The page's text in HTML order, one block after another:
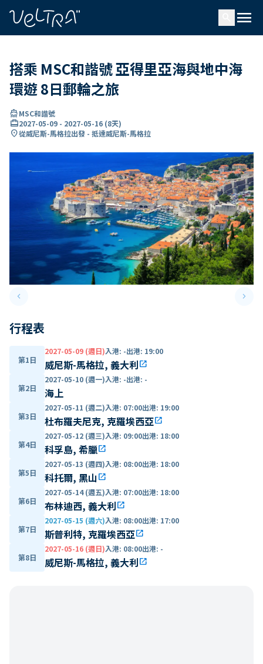
menu
搭乘 MSC和諧號 亞得里亞海與地中海
環遊 8日郵輪之旅
directions_boatMSC和諧號
card_travel2027-05-09 - 2027-05-16 (8天)
location_on從威尼斯-馬格拉出發 - 抵達威尼斯-馬格拉
keyboard_arrow_leftPrevious slide keyboard_arrow_right
行程表
第1日
2027-05-09 (週日)入港: -出港: 19:00
威尼斯-馬格拉, 義大利open_in_new
第2日
2027-05-10 (週一)入港: -出港: -
海上
第3日
2027-05-11 (週二)入港: 07:00出港: 19:00
杜布羅夫尼克, 克羅埃西亞open_in_new
第4日
2027-05-12 (週三)入港: 09:00出港: 18:00
科孚島, 希臘open_in_new
第5日
2027-05-13 (週四)入港: 08:00出港: 18:00
科托爾, 黑山 open_in_new
第6日
2027-05-14 (週五)入港: 07:00出港: 18:00
布林迪西, 義大利open_in_new
第7日
2027-05-15 (週六)入港: 08:00出港: 17:00
斯普利特, 克羅埃西亞open_in_new
第8日
2027-05-16 (週日)入港: 08:00出港: -
威尼斯-馬格拉, 義大利open_in_new